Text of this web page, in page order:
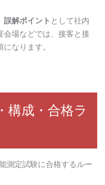
誤解ポイント として社内
会場などでは、接客と接
なります。
構成・合格ラ
測定試験に合格するルー